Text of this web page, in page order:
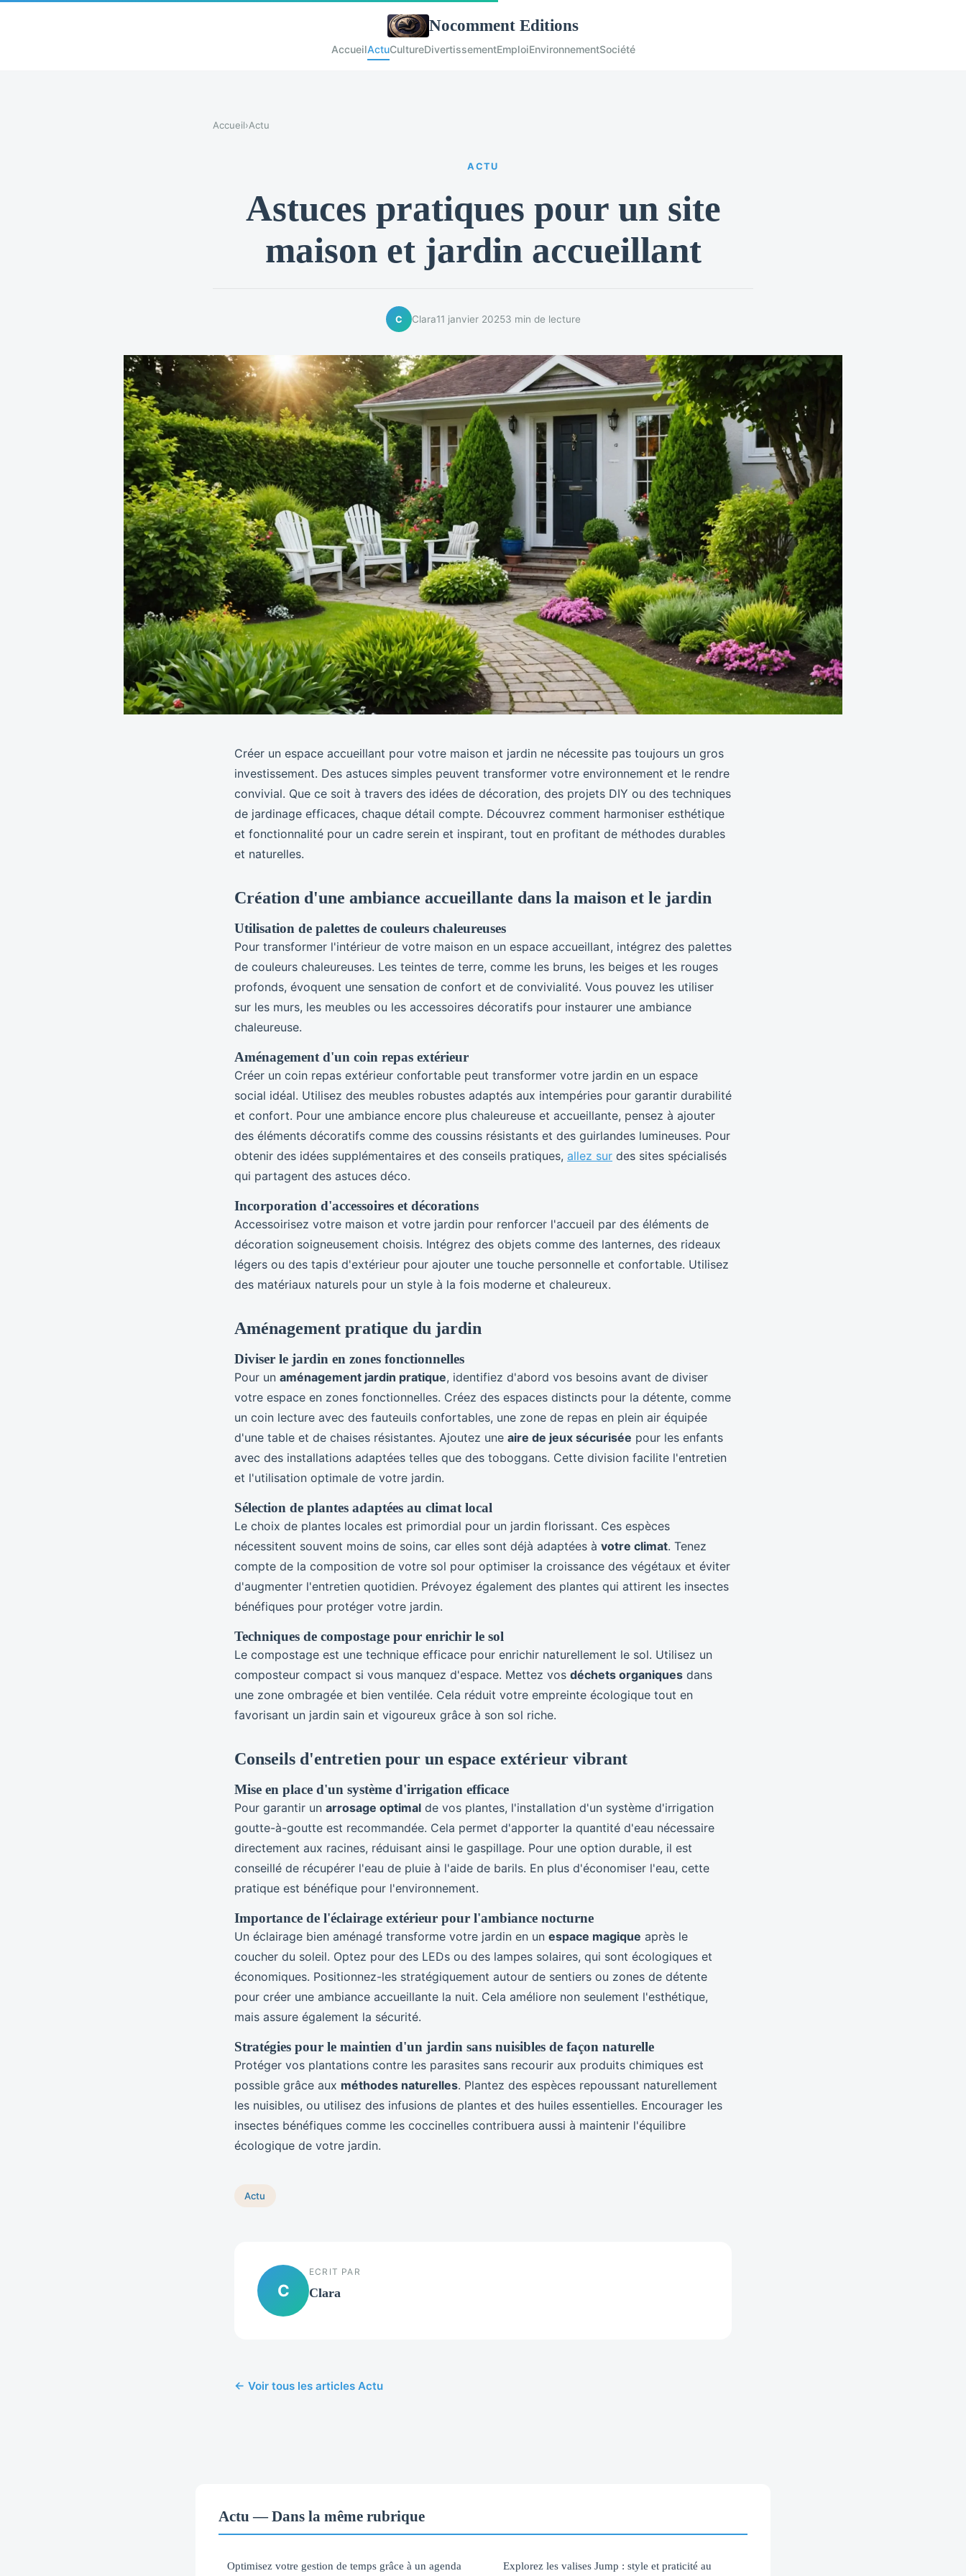
Nocomment Editions
AccueilActuCultureDivertissementEmploiEnvironnementSociété
Accueil›Actu
ACTU
Astuces pratiques pour un site
maison et jardin accueillant
C Clara11 janvier 20253 min de lecture
Créer un espace accueillant pour votre maison et jardin ne nécessite pas toujours un gros
investissement. Des astuces simples peuvent transformer votre environnement et le rendre
convivial. Que ce soit à travers des idées de décoration, des projets DIY ou des techniques
de jardinage efficaces, chaque détail compte. Découvrez comment harmoniser esthétique
et fonctionnalité pour un cadre serein et inspirant, tout en profitant de méthodes durables
et naturelles.
Création d'une ambiance accueillante dans la maison et le jardin
Utilisation de palettes de couleurs chaleureuses
Pour transformer l'intérieur de votre maison en un espace accueillant, intégrez des palettes
de couleurs chaleureuses. Les teintes de terre, comme les bruns, les beiges et les rouges
profonds, évoquent une sensation de confort et de convivialité. Vous pouvez les utiliser
sur les murs, les meubles ou les accessoires décoratifs pour instaurer une ambiance
chaleureuse.
Aménagement d'un coin repas extérieur
Créer un coin repas extérieur confortable peut transformer votre jardin en un espace
social idéal. Utilisez des meubles robustes adaptés aux intempéries pour garantir durabilité
et confort. Pour une ambiance encore plus chaleureuse et accueillante, pensez à ajouter
des éléments décoratifs comme des coussins résistants et des guirlandes lumineuses. Pour
obtenir des idées supplémentaires et des conseils pratiques, allez sur des sites spécialisés
qui partagent des astuces déco.
Incorporation d'accessoires et décorations
Accessoirisez votre maison et votre jardin pour renforcer l'accueil par des éléments de
décoration soigneusement choisis. Intégrez des objets comme des lanternes, des rideaux
légers ou des tapis d'extérieur pour ajouter une touche personnelle et confortable. Utilisez
des matériaux naturels pour un style à la fois moderne et chaleureux.
Aménagement pratique du jardin
Diviser le jardin en zones fonctionnelles
Pour un aménagement jardin pratique, identifiez d'abord vos besoins avant de diviser
votre espace en zones fonctionnelles. Créez des espaces distincts pour la détente, comme
un coin lecture avec des fauteuils confortables, une zone de repas en plein air équipée
d'une table et de chaises résistantes. Ajoutez une aire de jeux sécurisée pour les enfants
avec des installations adaptées telles que des toboggans. Cette division facilite l'entretien
et l'utilisation optimale de votre jardin.
Sélection de plantes adaptées au climat local
Le choix de plantes locales est primordial pour un jardin florissant. Ces espèces
nécessitent souvent moins de soins, car elles sont déjà adaptées à votre climat. Tenez
compte de la composition de votre sol pour optimiser la croissance des végétaux et éviter
d'augmenter l'entretien quotidien. Prévoyez également des plantes qui attirent les insectes
bénéfiques pour protéger votre jardin.
Techniques de compostage pour enrichir le sol
Le compostage est une technique efficace pour enrichir naturellement le sol. Utilisez un
composteur compact si vous manquez d'espace. Mettez vos déchets organiques dans
une zone ombragée et bien ventilée. Cela réduit votre empreinte écologique tout en
favorisant un jardin sain et vigoureux grâce à son sol riche.
Conseils d'entretien pour un espace extérieur vibrant
Mise en place d'un système d'irrigation efficace
Pour garantir un arrosage optimal de vos plantes, l'installation d'un système d'irrigation
goutte-à-goutte est recommandée. Cela permet d'apporter la quantité d'eau nécessaire
directement aux racines, réduisant ainsi le gaspillage. Pour une option durable, il est
conseillé de récupérer l'eau de pluie à l'aide de barils. En plus d'économiser l'eau, cette
pratique est bénéfique pour l'environnement.
Importance de l'éclairage extérieur pour l'ambiance nocturne
Un éclairage bien aménagé transforme votre jardin en un espace magique après le
coucher du soleil. Optez pour des LEDs ou des lampes solaires, qui sont écologiques et
économiques. Positionnez-les stratégiquement autour de sentiers ou zones de détente
pour créer une ambiance accueillante la nuit. Cela améliore non seulement l'esthétique,
mais assure également la sécurité.
Stratégies pour le maintien d'un jardin sans nuisibles de façon naturelle
Protéger vos plantations contre les parasites sans recourir aux produits chimiques est
possible grâce aux méthodes naturelles. Plantez des espèces repoussant naturellement
les nuisibles, ou utilisez des infusions de plantes et des huiles essentielles. Encourager les
insectes bénéfiques comme les coccinelles contribuera aussi à maintenir l'équilibre
écologique de votre jardin.
Actu
C
ECRIT PAR
Clara
← Voir tous les articles Actu
Actu — Dans la même rubrique
Optimisez votre gestion de temps grâce à un agenda
Explorez les valises Jump : style et praticité au